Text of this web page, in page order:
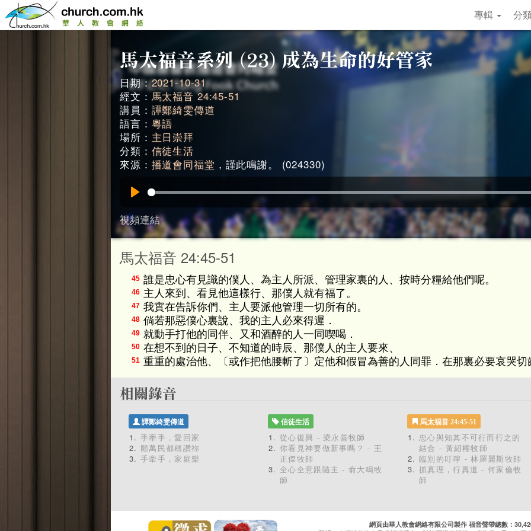
專輯 分
日期：2021-10-31
經文：馬太福音 24:45-51
講員： 譚鄭綺雯傳道
語言： 粵語
場所： 主日崇拜
分類： 信徒生活
來源： 播道會同福堂 ，謹此鳴謝。 (024330)
視頻連結
馬太福音 24:45-51
45 誰是忠心有見識的僕人、為主人所派、管理家裏的人、按時分糧給他們呢。
46 主人來到、看見他這樣行、那僕人就有福了。
47 我實在告訴你們、主人要派他管理一切所有的。
48 倘若那惡僕心裏說、我的主人必來得遲．
49 就動手打他的同伴、又和酒醉的人一同喫喝．
50 在想不到的日子、不知道的時辰、那僕人的主人要來、
51 重重的處治他、〔或作把他腰斬了〕定他和假冒為善的人同罪．在那裏必要哀哭切
譚鄭綺雯傳道
手牽手，愛回家
願萬民都稱讚祢
手牽手，家庭樂
信徒生活
從心復興 - 梁永善牧師
你看見神要做新事嗎？ - 王
正傑牧師
全心全意跟隨主 - 俞大鳴牧
師
馬太福音 24:45-51
忠心與知其不可行而行之的
結合 - 黃紹權牧師
臨別的叮嚀 - 林羅麗斯牧師
抓真理，行真道 - 何家倫牧
師
網頁由華人教會網絡有限公司製作 福音聲帶總數：